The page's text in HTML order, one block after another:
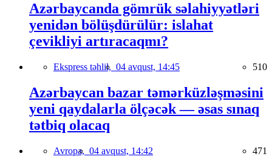
Azərbaycanda gömrük səlahiyyətləri
yenidən bölüşdürülür: islahat
çevikliyi artıracaqmı?
Ekspress təhlil, 04 avqust, 14:45 510
Azərbaycan bazar təmərküzləşməsini
yeni qaydalarla ölçəcək — əsas sınaq
tətbiq olacaq
Avropa, 04 avqust, 14:42 471